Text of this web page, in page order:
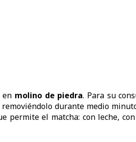
en molino de piedra. Para su
durante medio
permite el matcha: con leche,